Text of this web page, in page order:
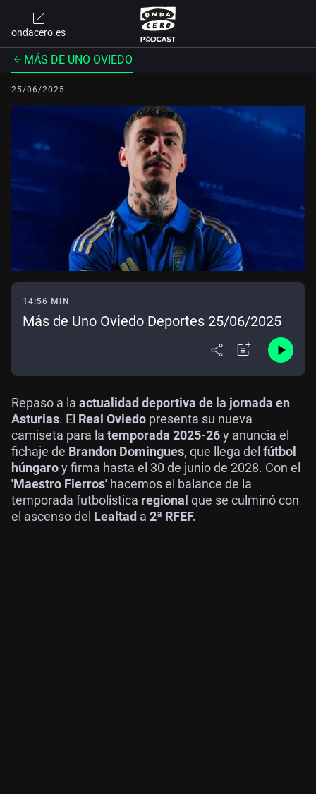
ondacero.es
MÁS DE UNO OVIEDO
25/06/2025
14:56 MIN
Más de Uno Oviedo Deportes 25/06/2025
Repaso a la actualidad deportiva de la jornada en
Asturias. El Real Oviedo presenta su nueva
camiseta para la temporada 2025-26y anuncia el
fichaje de Brandon Domingues, que llega del fútbol
húngaroy firma hasta el 30 de junio de 2028. Con el
'Maestro Fierros' hacemos el balance de la
temporada futbolística regional que se culminó con
el ascenso del Lealtad a 2ª RFEF.